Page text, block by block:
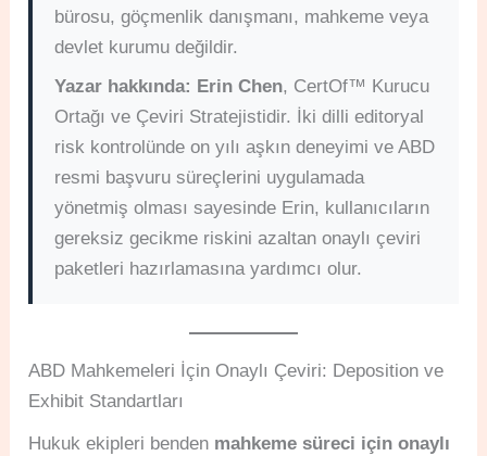
bürosu, göçmenlik danışmanı, mahkeme veya
devlet kurumu değildir.
Yazar hakkında: Erin Chen, CertOf™ Kurucu
Ortağı ve Çeviri Stratejistidir. İki dilli editoryal
risk kontrolünde on yılı aşkın deneyimi ve ABD
resmi başvuru süreçlerini uygulamada
yönetmiş olması sayesinde Erin, kullanıcıların
gereksiz gecikme riskini azaltan onaylı çeviri
paketleri hazırlamasına yardımcı olur.
ABD Mahkemeleri İçin Onaylı Çeviri: Deposition ve
Exhibit Standartları
Hukuk ekipleri benden mahkeme süreci için onaylı